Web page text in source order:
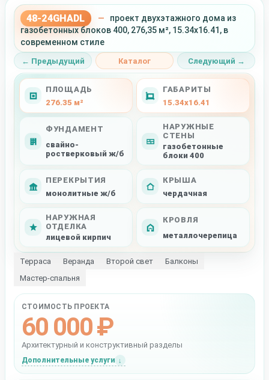
48-24GHADL —
проект двухэтажного дома из
газобетонных блоков 400, 276,35 м², 15.34x16.41, в
современном стиле
← Предыдущий Каталог Следующий →
ПЛОЩАДЬ
276.35 м²
ГАБАРИТЫ
15.34x16.41
ФУНДАМЕНТ
свайно-
ростверковый ж/б
НАРУЖНЫЕ
СТЕНЫ
газобетонные
блоки 400
ПЕРЕКРЫТИЯ
монолитные ж/б
КРЫША
чердачная
НАРУЖНАЯ
ОТДЕЛКА
лицевой кирпич
КРОВЛЯ
металлочерепица
Терраса Веранда Второй свет
Балконы
Мастер-спальня
СТОИМОСТЬ ПРОЕКТА
60 000 ₽
Архитектурный и конструктивный разделы
Дополнительные услуги